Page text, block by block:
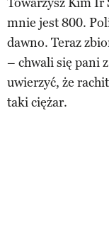
mnie jest 800.
dawno. Teraz
– chwali się pani
uwierzyć, że
taki ciężar.